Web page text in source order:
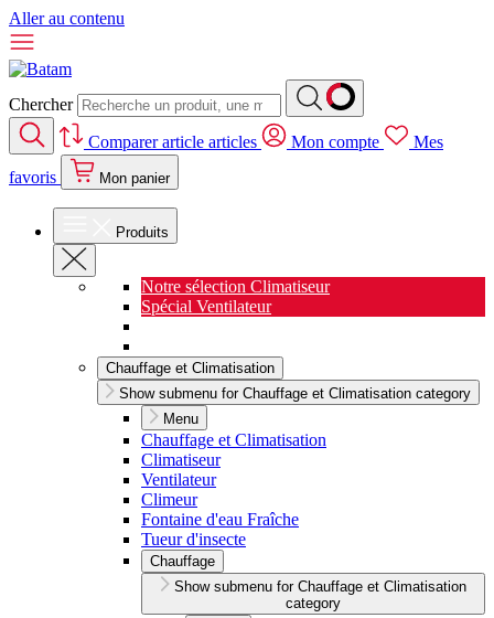
Aller au contenu
Chercher
Comparerarticle articles Mon compte
Mes
favoris
Mon panier
Produits
Notre sélection Climatiseur
Spécial Ventilateur
Chauffage et Climatisation
Show submenu for Chauffage et Climatisation category
Menu
Chauffage et Climatisation
Climatiseur
Ventilateur
Climeur
Fontaine d'eau Fraîche
Tueur d'insecte
Chauffage
Show submenu for Chauffage et Climatisation
category